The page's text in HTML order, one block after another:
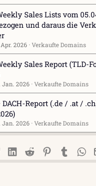
Sales Lists vom
und daraus die
Apr. 2026 Verkaufte Domains
Sales Report (TLD-
Jan. 2026 Verkaufte Domains
DACH-Report (.de / .at /
Jan. 2026 Verkaufte Domains
LinkedIn
Reddit PinterestTumblr